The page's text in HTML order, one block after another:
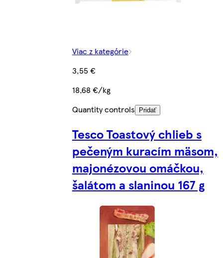
Viac z kategórie
3,55 €
18,68 €/kg
Quantity controls
Pridať
Tesco Toastový chlieb s
pečeným kuracím mäsom,
majonézovou omáčkou,
šalátom a slaninou 167 g